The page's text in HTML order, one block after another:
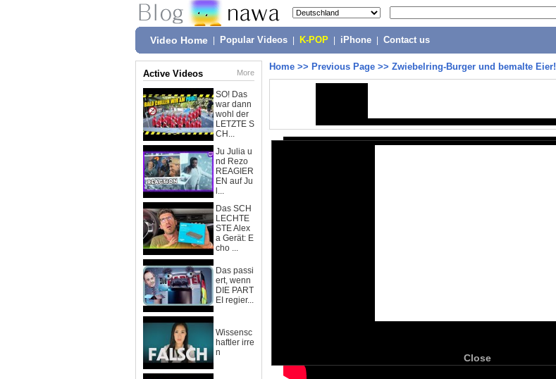
Video Home Popular Videos K-POP iPhone Contact us
Active Videos More
SO! Das
war dann
wohl der
LETZTE S
CH...
Ju Julia u
nd Rezo
REAGIER
EN auf Ju
l...
Das SCH
LECHTE
STE Alex
a Gerät: E
cho ...
Das passi
ert, wenn
DIE PART
EI regier...
Wissensc
haftler irre
n
Home >> Previous Page >> Zwiebelring-Burger und bemalte Eier!
Close